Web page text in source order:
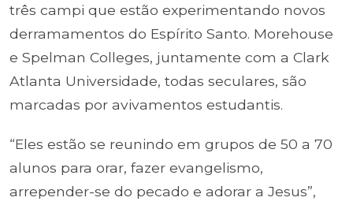
três campi que estão experimentando novos
derramamentos do Espírito Santo. Morehouse
e Spelman Colleges, juntamente com a Clark
Atlanta Universidade, todas seculares, são
marcadas por avivamentos estudantis.
“Eles estão se reunindo em grupos de 50 a 70
alunos para orar, fazer evangelismo,
arrepender-se do pecado e adorar a Jesus”,